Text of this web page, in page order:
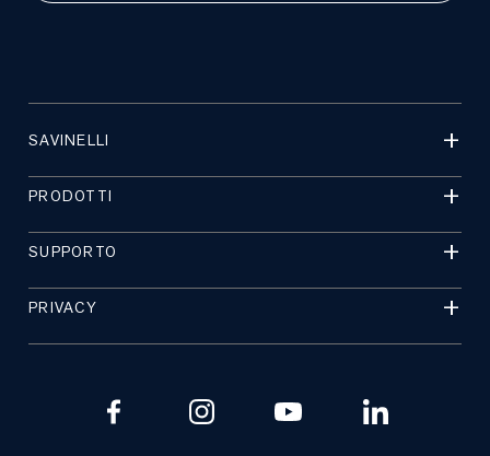
SAVINELLI
PRODOTTI
SUPPORTO
PRIVACY